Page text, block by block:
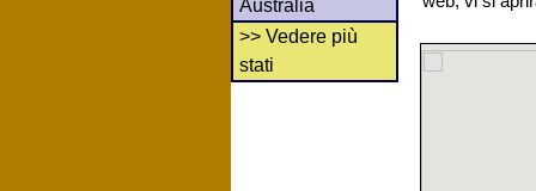
Australia
>> Vedere più
stati